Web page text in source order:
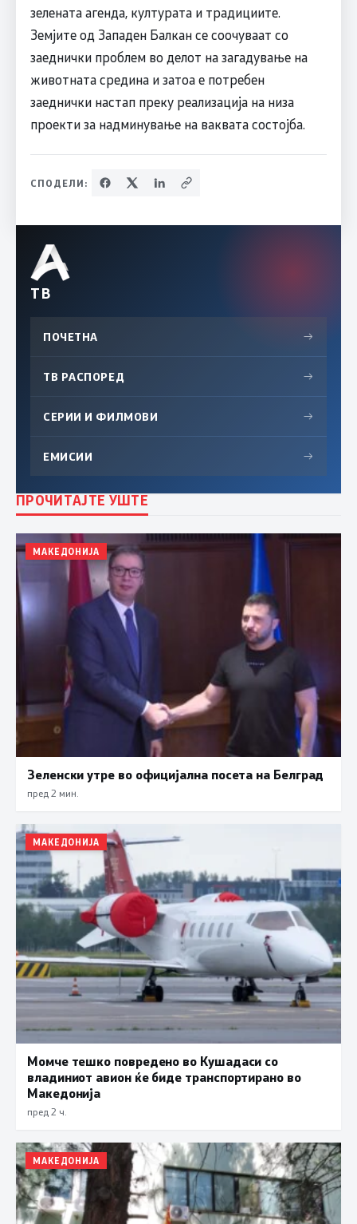
зелената агенда, културата и традициите.
Земјите од Западен Балкан се соочуваат со
заеднички проблем во делот на загадување на
животната средина и затоа е потребен
заеднички настап преку реализација на низа
проекти за надминување на ваквата состојба.
СПОДЕЛИ:
ТВ
ПОЧЕТНА →
ТВ РАСПОРЕД →
СЕРИИ И ФИЛМОВИ →
ЕМИСИИ →
ПРОЧИТАЈТЕ УШТЕ
МАКЕДОНИЈА
Зеленски утре во официјална посета на Белград
пред 2 мин.
МАКЕДОНИЈА
Момче тешко повредено во Кушадаси со
владиниот авион ќе биде транспортирано во
Македонија
пред 2 ч.
МАКЕДОНИЈА